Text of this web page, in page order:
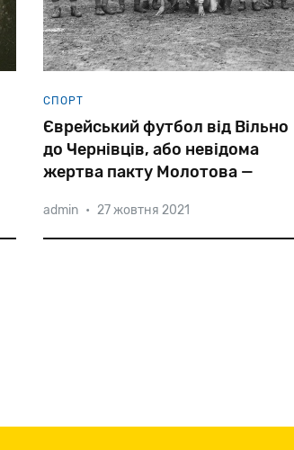
СПОРТ
Єврейський футбол від Вільно
до Чернівців, або невідома
жертва пакту Молотова —
Окупувавши країни Балтії,
східну Польщу та Буковину,
admin • 27 жовтня 2021